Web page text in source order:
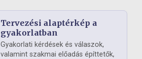
Tervezési alaptérkép a
gyakorlatban
Gyakorlati kérdések és válaszok,
valamint szakmai előadás építtetők,